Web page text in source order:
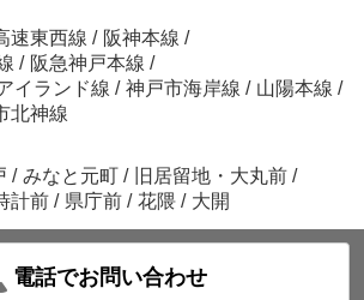
速東西線 / 阪神本線 /
/ 阪急神戸本線 /
イランド線 / 神戸市海岸線 / 山陽本線 /
北神線
/ みなと元町 / 旧居留地・大丸前 /
計前 / 県庁前 / 花隈 / 大開
電話でお問い合わせ